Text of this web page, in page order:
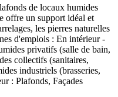
de locaux humides
offre un support idéal et
les pierres naturelles
d'emplois : En intérieur -
privatifs (salle de bain,
collectifs (sanitaires,
industriels (brasseries,
: Plafonds, Façades